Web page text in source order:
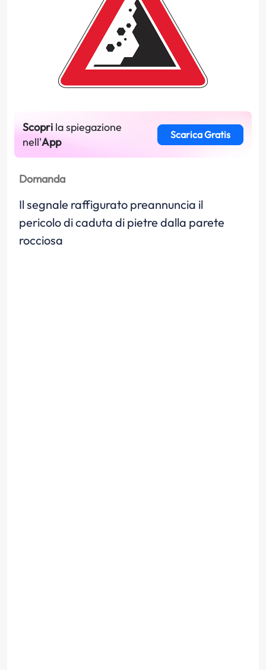
Scopri la spiegazione
nell'App
Scarica Gratis
Domanda
Il segnale raffigurato preannuncia il
pericolo di caduta di pietre dalla parete
rocciosa